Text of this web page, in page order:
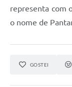
representa com
o nome de
GOSTEI